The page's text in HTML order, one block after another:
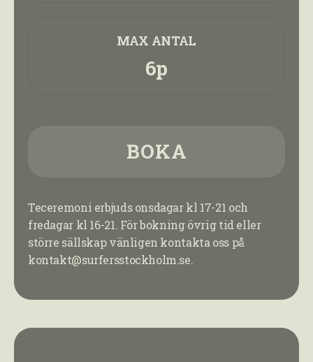
MAX ANTAL
6p
BOKA
Teceremoni erbjuds onsdagar kl 17-21 och
fredagar kl 16-21. För bokning övrig tid eller
större sällskap vänligen kontakta oss på
kontakt@surfersstockholm.se.